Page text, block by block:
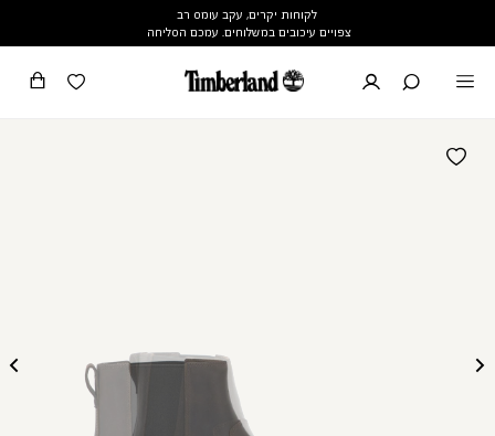
לקוחות יקרים, עקב עומס רב
צפויים עיכובים במשלוחים. עמכם הסליחה